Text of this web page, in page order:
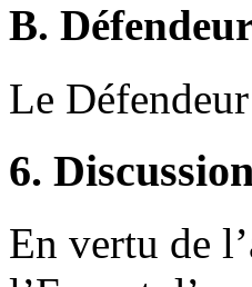
B.
Le
6.
En vertu de